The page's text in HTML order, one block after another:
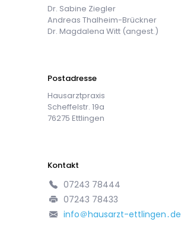
Dr. Sabine Ziegler
Andreas Thalheim-Brückner
Dr. Magdalena Witt (angest.)
Postadresse
Hausarztpraxis
Scheffelstr. 19a
76275 Ettlingen
Kontakt
07243 78444
07243 78433
info＠hausarzt-ettlingen․de